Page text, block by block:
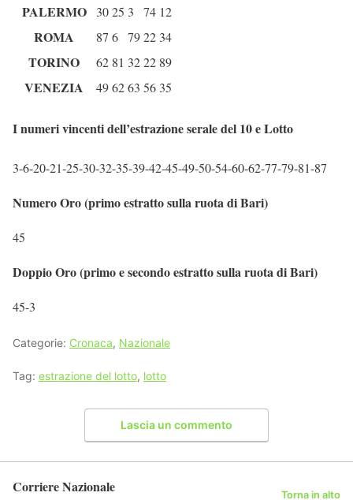
PALERMO 3025 3 74 12
ROMA 87 6 7922 34
TORINO 62 81 3222 89
VENEZIA 496263 56 35
I numeri vincenti dell’estrazione serale del 10 e Lotto
3-6-20-21-25-30-32-35-39-42-45-49-50-54-60-62-77-79-81-87
Numero Oro (primo estratto sulla ruota di Bari)
45
Doppio Oro (primo e secondo estratto sulla ruota di Bari)
45-3
Categorie: Cronaca, Nazionale
Tag: estrazione del lotto, lotto
Lascia un commento
Corriere Nazionale Torna in alto